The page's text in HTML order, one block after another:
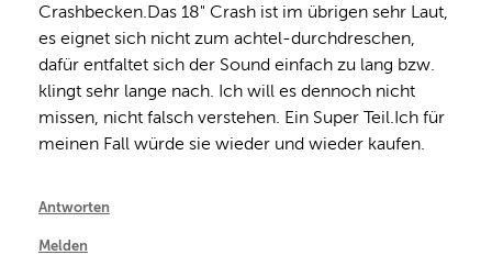
Crashbecken.Das 18" Crash ist im übrigen sehr Laut,
es eignet sich nicht zum achtel-durchdreschen,
dafür entfaltet sich der Sound einfach zu lang bzw.
klingt sehr lange nach. Ich will es dennoch nicht
missen, nicht falsch verstehen. Ein Super Teil.Ich für
meinen Fall würde sie wieder und wieder kaufen.
Antworten
Melden